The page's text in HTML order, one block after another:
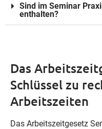
Sind im Seminar
enthalten?
Das
Schlüssel zu
Arbeitszeiten
Das Arbeitszeitgesetz